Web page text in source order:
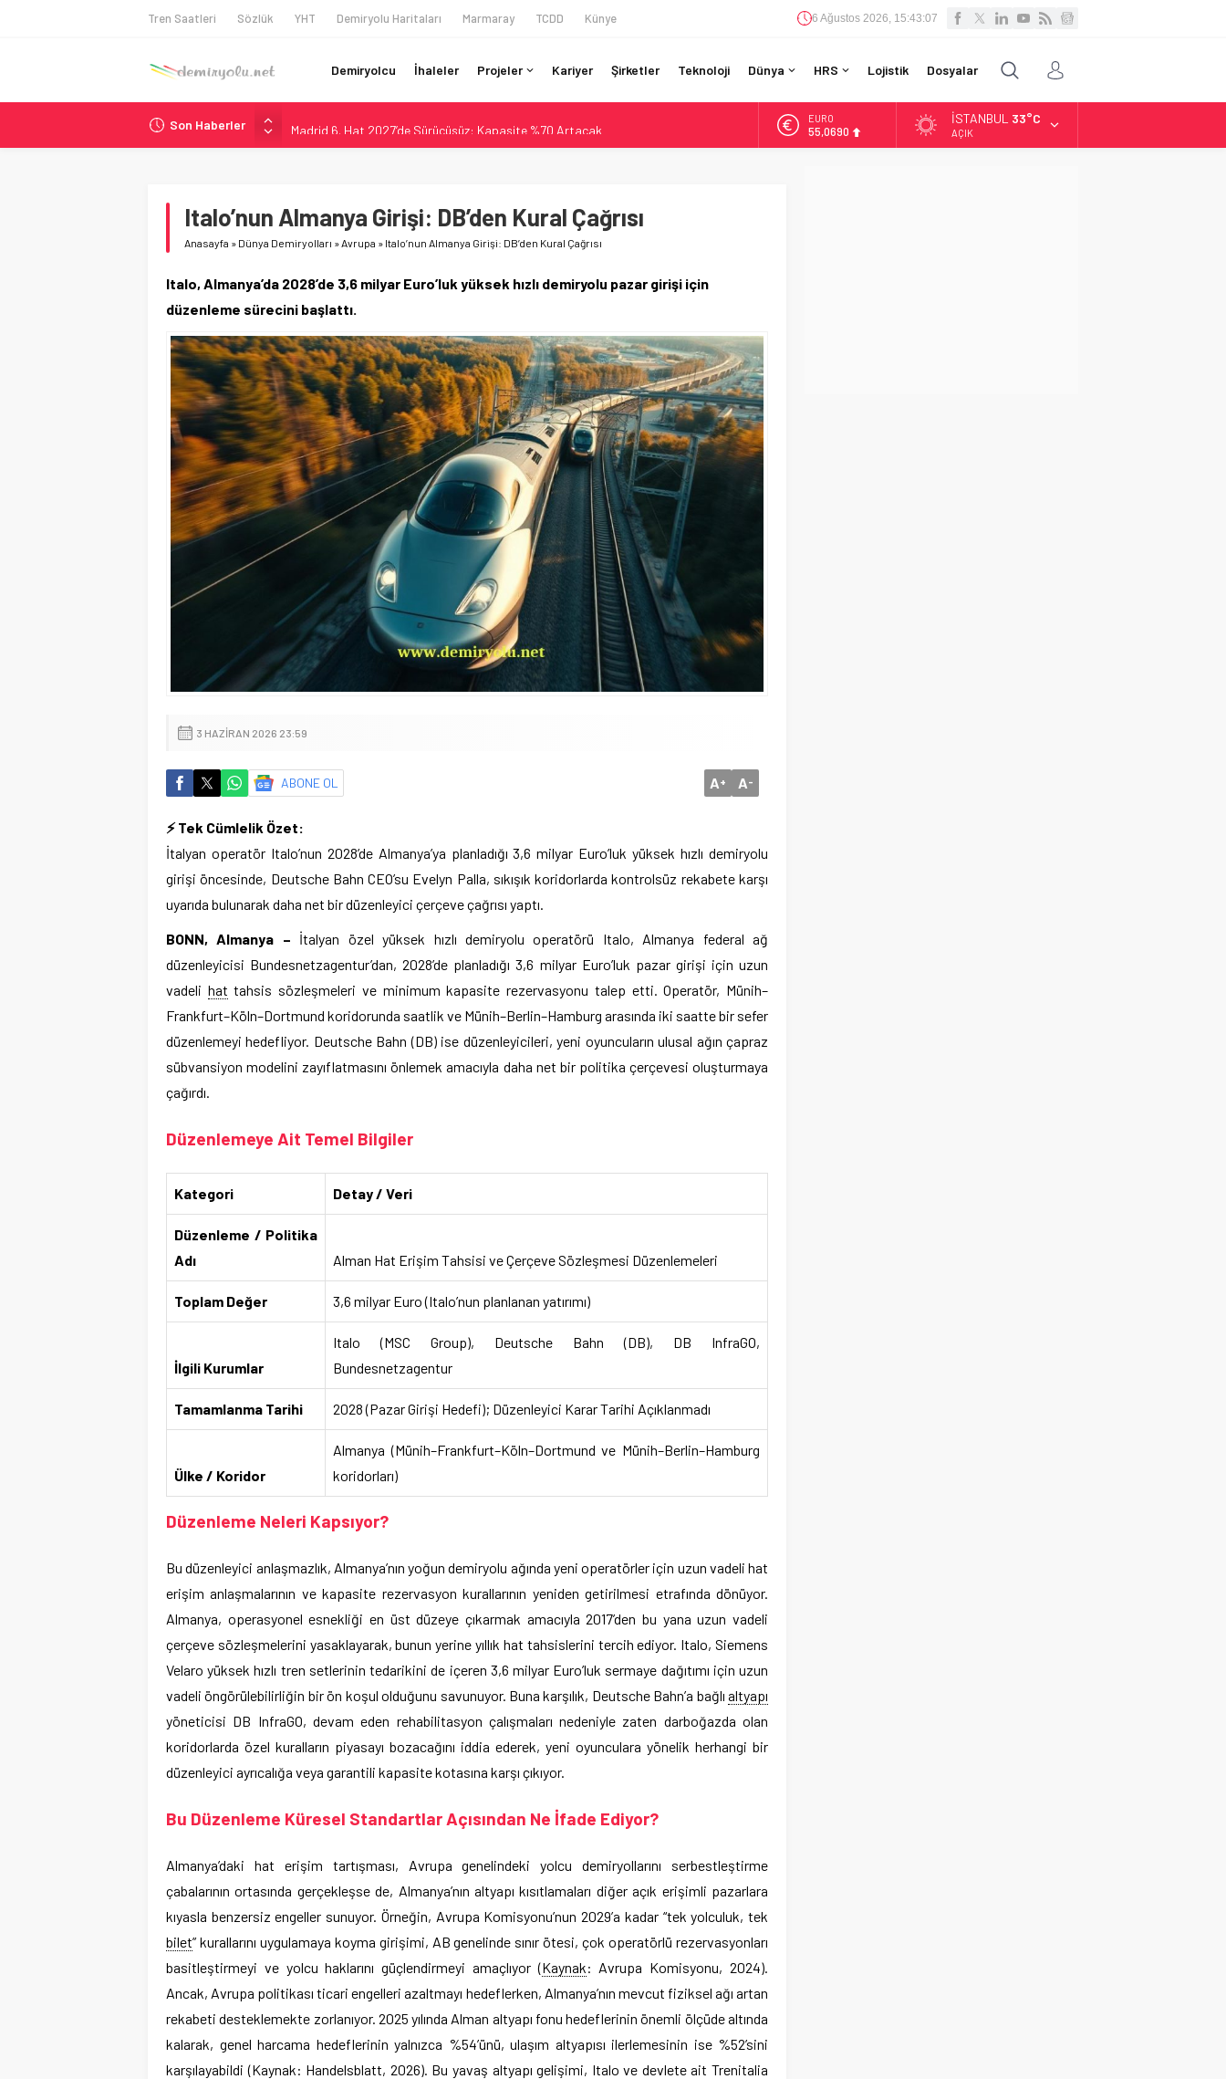
Tren Saatleri Sözlük YHT Demiryolu Haritaları Marmaray TCDD Künye 6 Ağustos 2026, 15:43:08
Demiryolcu İhaleler Projeler Kariyer Şirketler Teknoloji Dünya HRS Lojistik Dosyalar
Son Haberler
Madrid 6. Hat 2027’de Sürücüsüz: Kapasite %70 Artacak
Laing O’Rourke, 17,2 Milyar Sterlinlik Siparişle Tesis Büyütüyor
Webuild Tüneli Tamamladı: Lima’da Seyahat 45 Dakikaya İndi
Long Beach Limanı’na 58 Milyon Dolarlık Yeşil Yatırım Ödülü
ALTIN
6.525,39
İSTANBUL 33°C
AÇIK
Italo’nun Almanya Girişi: DB’den Kural Çağrısı
Anasayfa » Dünya Demiryolları »Avrupa » Italo’nun Almanya Girişi: DB’den Kural Çağrısı
Italo, Almanya’da 2028’de 3,6 milyar Euro’luk yüksek hızlı demiryolu pazar girişi için
düzenleme sürecini başlattı.
3 HAZIRAN 2026 23:59
ABONE OL A+ A-
⚡ Tek Cümlelik Özet:
İtalyan operatör Italo’nun 2028’de Almanya’ya planladığı 3,6 milyar Euro’luk yüksek hızlı demiryolu
girişi öncesinde, Deutsche Bahn CEO’su Evelyn Palla, sıkışık koridorlarda kontrolsüz rekabete karşı
uyarıda bulunarak daha net bir düzenleyici çerçeve çağrısı yaptı.
BONN, Almanya – İtalyan özel yüksek hızlı demiryolu operatörü Italo, Almanya federal ağ
düzenleyicisi Bundesnetzagentur’dan, 2028’de planladığı 3,6 milyar Euro’luk pazar girişi için uzun
vadeli hat tahsis sözleşmeleri ve minimum kapasite rezervasyonu talep etti. Operatör, Münih–
Frankfurt–Köln–Dortmund koridorunda saatlik ve Münih–Berlin–Hamburg arasında iki saatte bir sefer
düzenlemeyi hedefliyor. Deutsche Bahn (DB) ise düzenleyicileri, yeni oyuncuların ulusal ağın çapraz
sübvansiyon modelini zayıflatmasını önlemek amacıyla daha net bir politika çerçevesi oluşturmaya
çağırdı.
Düzenlemeye Ait Temel Bilgiler
Kategori Detay / Veri
Düzenleme / Politika
Adı
Alman Hat Erişim Tahsisi ve Çerçeve Sözleşmesi Düzenlemeleri
Toplam Değer 3,6 milyar Euro (Italo’nun planlanan yatırımı)
İlgili Kurumlar
Italo (MSC Group), Deutsche Bahn (DB), DB InfraGO,
Bundesnetzagentur
Tamamlanma Tarihi 2028 (Pazar Girişi Hedefi); Düzenleyici Karar Tarihi Açıklanmadı
Ülke / Koridor
Almanya (Münih–Frankfurt–Köln–Dortmund ve Münih–Berlin–Hamburg
koridorları)
Düzenleme Neleri Kapsıyor?
Bu düzenleyici anlaşmazlık, Almanya’nın yoğun demiryolu ağında yeni operatörler için uzun vadeli hat
erişim anlaşmalarının ve kapasite rezervasyon kurallarının yeniden getirilmesi etrafında dönüyor.
Almanya, operasyonel esnekliği en üst düzeye çıkarmak amacıyla 2017’den bu yana uzun vadeli
çerçeve sözleşmelerini yasaklayarak, bunun yerine yıllık hat tahsislerini tercih ediyor. Italo, Siemens
Velaro yüksek hızlı tren setlerinin tedarikini de içeren 3,6 milyar Euro’luk sermaye dağıtımı için uzun
vadeli öngörülebilirliğin bir ön koşul olduğunu savunuyor. Buna karşılık, Deutsche Bahn’a bağlı altyapı
yöneticisi DB InfraGO, devam eden rehabilitasyon çalışmaları nedeniyle zaten darboğazda olan
koridorlarda özel kuralların piyasayı bozacağını iddia ederek, yeni oyunculara yönelik herhangi bir
düzenleyici ayrıcalığa veya garantili kapasite kotasına karşı çıkıyor.
Bu Düzenleme Küresel Standartlar Açısından Ne İfade Ediyor?
Almanya’daki hat erişim tartışması, Avrupa genelindeki yolcu demiryollarını serbestleştirme
çabalarının ortasında gerçekleşse de, Almanya’nın altyapı kısıtlamaları diğer açık erişimli pazarlara
kıyasla benzersiz engeller sunuyor. Örneğin, Avrupa Komisyonu’nun 2029’a kadar “tek yolculuk, tek
bilet” kurallarını uygulamaya koyma girişimi, AB genelinde sınır ötesi, çok operatörlü rezervasyonları
basitleştirmeyi ve yolcu haklarını güçlendirmeyi amaçlıyor (Kaynak: Avrupa Komisyonu, 2024).
Ancak, Avrupa politikası ticari engelleri azaltmayı hedeflerken, Almanya’nın mevcut fiziksel ağı artan
rekabeti desteklemekte zorlanıyor. 2025 yılında Alman altyapı fonu hedeflerinin önemli ölçüde altında
kalarak, genel harcama hedeflerinin yalnızca %54’ünü, ulaşım altyapısı ilerlemesinin ise %52’sini
karşılayabildi (Kaynak: Handelsblatt, 2026). Bu yavaş altyapı gelişimi, Italo ve devlete ait Trenitalia